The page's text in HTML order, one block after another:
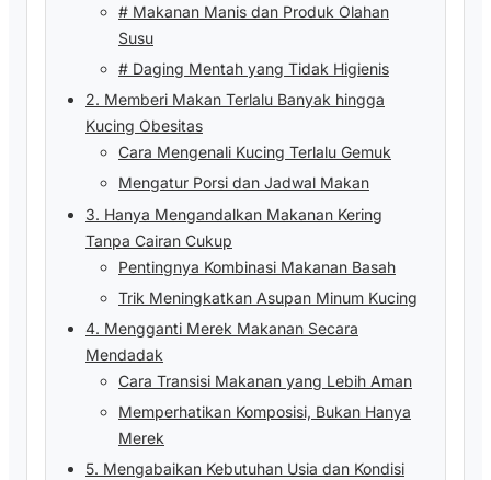
# Makanan Manis dan Produk Olahan
Susu
# Daging Mentah yang Tidak Higienis
2. Memberi Makan Terlalu Banyak hingga
Kucing Obesitas
Cara Mengenali Kucing Terlalu Gemuk
Mengatur Porsi dan Jadwal Makan
3. Hanya Mengandalkan Makanan Kering
Tanpa Cairan Cukup
Pentingnya Kombinasi Makanan Basah
Trik Meningkatkan Asupan Minum Kucing
4. Mengganti Merek Makanan Secara
Mendadak
Cara Transisi Makanan yang Lebih Aman
Memperhatikan Komposisi, Bukan Hanya
Merek
5. Mengabaikan Kebutuhan Usia dan Kondisi